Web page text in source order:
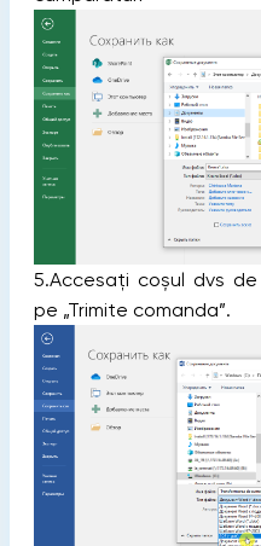
5.Accesați coșul dvs
pe „Trimite comanda”.